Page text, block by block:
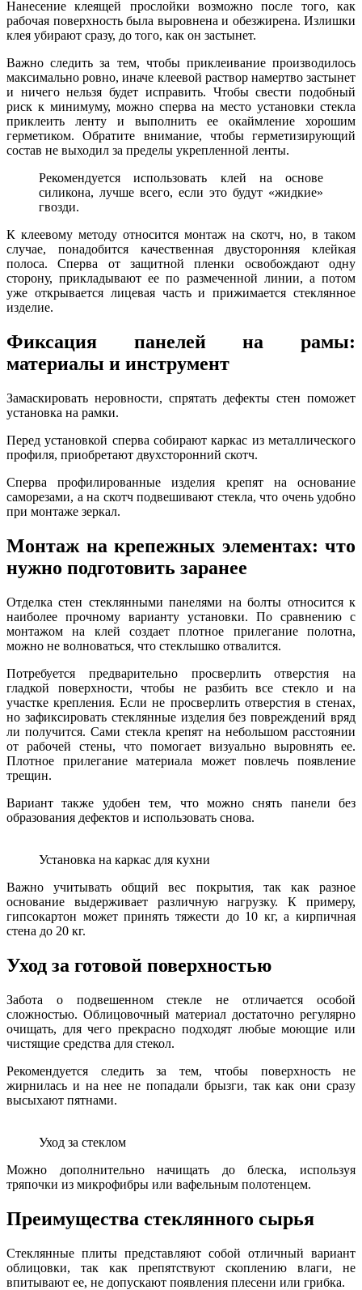
Нанесение клеящей прослойки возможно после того, как
рабочая поверхность была выровнена и обезжирена. Излишки
клея убирают сразу, до того, как он застынет.
Важно следить за тем, чтобы приклеивание производилось
максимально ровно, иначе клеевой раствор намертво застынет
и ничего нельзя будет исправить. Чтобы свести подобный
риск к минимуму, можно сперва на место установки стекла
приклеить ленту и выполнить ее окаймление хорошим
герметиком. Обратите внимание, чтобы герметизирующий
состав не выходил за пределы укрепленной ленты.
Рекомендуется использовать клей на основе
силикона, лучше всего, если это будут «жидкие»
гвозди.
К клеевому методу относится монтаж на скотч, но, в таком
случае, понадобится качественная двусторонняя клейкая
полоса. Сперва от защитной пленки освобождают одну
сторону, прикладывают ее по размеченной линии, а потом
уже открывается лицевая часть и прижимается стеклянное
изделие.
Фиксация панелей на рамы:
материалы и инструмент
Замаскировать неровности, спрятать дефекты стен поможет
установка на рамки.
Перед установкой сперва собирают каркас из металлического
профиля, приобретают двухсторонний скотч.
Сперва профилированные изделия крепят на основание
саморезами, а на скотч подвешивают стекла, что очень удобно
при монтаже зеркал.
Монтаж на крепежных элементах: что
нужно подготовить заранее
Отделка стен стеклянными панелями на болты относится к
наиболее прочному варианту установки. По сравнению с
монтажом на клей создает плотное прилегание полотна,
можно не волноваться, что стеклышко отвалится.
Потребуется предварительно просверлить отверстия на
гладкой поверхности, чтобы не разбить все стекло и на
участке крепления. Если не просверлить отверстия в стенах,
но зафиксировать стеклянные изделия без повреждений вряд
ли получится. Сами стекла крепят на небольшом расстоянии
от рабочей стены, что помогает визуально выровнять ее.
Плотное прилегание материала может повлечь появление
трещин.
Вариант также удобен тем, что можно снять панели без
образования дефектов и использовать снова.
Установка на каркас для кухни
Важно учитывать общий вес покрытия, так как разное
основание выдерживает различную нагрузку. К примеру,
гипсокартон может принять тяжести до 10 кг, а кирпичная
стена до 20 кг.
Уход за готовой поверхностью
Забота о подвешенном стекле не отличается особой
сложностью. Облицовочный материал достаточно регулярно
очищать, для чего прекрасно подходят любые моющие или
чистящие средства для стекол.
Рекомендуется следить за тем, чтобы поверхность не
жирнилась и на нее не попадали брызги, так как они сразу
высыхают пятнами.
Уход за стеклом
Можно дополнительно начищать до блеска, используя
тряпочки из микрофибры или вафельным полотенцем.
Преимущества стеклянного сырья
Стеклянные плиты представляют собой отличный вариант
облицовки, так как препятствуют скоплению влаги, не
впитывают ее, не допускают появления плесени или грибка.